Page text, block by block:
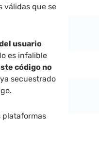
válidas que se
usuario
es infalible
código no
secuestrado
plataformas